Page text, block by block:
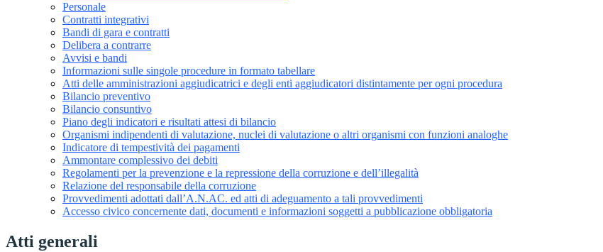
Personale
Contratti integrativi
Bandi di gara e contratti
Delibera a contrarre
Avvisi e bandi
Informazioni sulle singole procedure in formato tabellare
Atti delle amministrazioni aggiudicatrici e degli enti aggiudicatori distintamente per ogni procedura
Bilancio preventivo
Bilancio consuntivo
Piano degli indicatori e risultati attesi di bilancio
Organismi indipendenti di valutazione, nuclei di valutazione o altri organismi con funzioni analoghe
Indicatore di tempestività dei pagamenti
Ammontare complessivo dei debiti
Regolamenti per la prevenzione e la repressione della corruzione e dell’illegalità
Relazione del responsabile della corruzione
Provvedimenti adottati dall’A.N.AC. ed atti di adeguamento a tali provvedimenti
Accesso civico concernente dati, documenti e informazioni soggetti a pubblicazione obbligatoria
Atti generali